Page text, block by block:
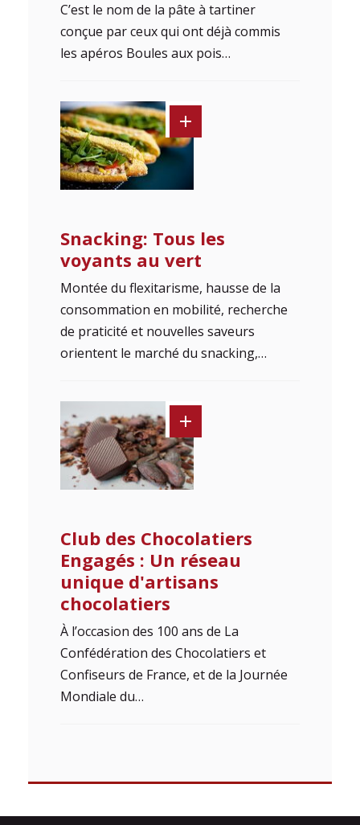
C’est le nom de la pâte à tartiner
conçue par ceux qui ont déjà commis
les apéros Boules aux pois…
Snacking: Tous les
voyants au vert
Montée du flexitarisme, hausse de la
consommation en mobilité, recherche
de praticité et nouvelles saveurs
orientent le marché du snacking,…
Club des Chocolatiers
Engagés : Un réseau
unique d'artisans
chocolatiers
À l’occasion des 100 ans de La
Confédération des Chocolatiers et
Confiseurs de France, et de la Journée
Mondiale du…